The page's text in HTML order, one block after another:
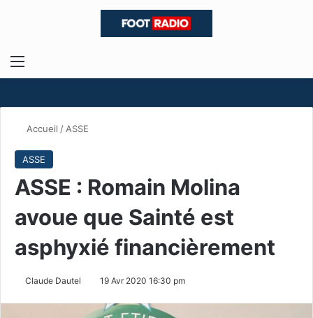
Menu
Accueil / ASSE
ASSE
ASSE : Romain Molina
avoue que Sainté est
asphyxié financièrement
Claude Dautel 19 Avr 2020 16:30 pm